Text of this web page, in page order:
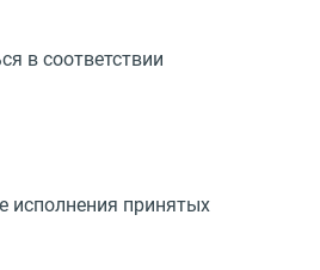
в соответствии
исполнения принятых